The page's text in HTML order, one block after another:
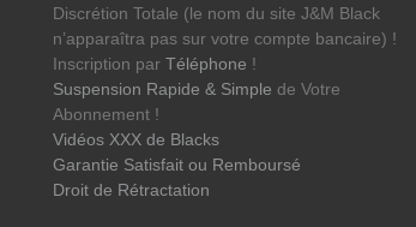
Discrétion Totale (le nom du site J&M Black
n’apparaîtra pas sur votre compte bancaire) !
Inscription par Téléphone !
Suspension Rapide & Simple de Votre
Abonnement !
Vidéos XXX de Blacks
Garantie Satisfait ou Remboursé
Droit de Rétractation